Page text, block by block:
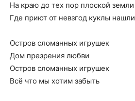
На краю до тех пор плоской земли
Где приют от невзгод куклы нашли
Остров сломанных игрушек
Дом презрения любви
Остров сломанных игрушек
Всё что мы хотим забыть